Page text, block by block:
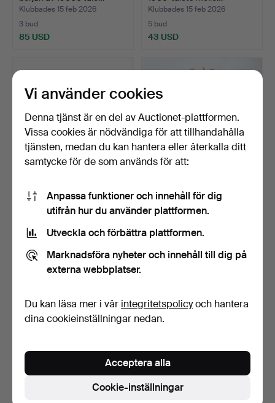
Klubbades 15 feb 2026
3 bud
85 USD
Klubbades 15 feb 2026
5 bud
43 USD
PALL - bemålad och lackad.
Klubbades 14 feb 2026
1 bud
TAMBURMAJOR - mässing
1900 talets senare d…
Klubbades 14 feb 2026
13 bud
Vi använder cookies
Denna tjänst är en del av Auctionet-plattformen.
Vissa cookies är nödvändiga för att tillhandahålla
tjänsten, medan du kan hantera eller återkalla ditt
samtycke för de som används för att:
Anpassa funktioner och innehåll för dig
utifrån hur du använder plattformen.
Utveckla och förbättra plattformen.
Marknadsföra nyheter och innehåll till dig på
externa webbplatser.
Du kan läsa mer i vår integritetspolicyoch hantera
dina cookieinställningar nedan.
Cookie-inställningar
Acceptera alla